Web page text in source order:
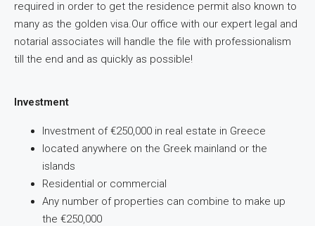
required in order to get the residence permit also known to
many as the golden visa.Our office with our expert legal and
notarial associates will handle the file with professionalism
till the end and as quickly as possible!
Investment
Investment of €250,000 in real estate in Greece
located anywhere on the Greek mainland or the
islands
Residential or commercial
Any number of properties can combine to make up
the €250,000